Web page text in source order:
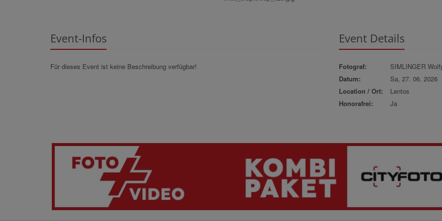
Event-Infos
Für dieses Event ist keine Beschreibung verfügbar!
Event Details
Fotograf:
SIMLINGER
Datum:
Sa, 27. 06. 2026
Location / Ort:
Lentos
Honorafrei:
Ja